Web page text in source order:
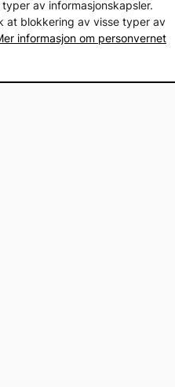
av informasjonskapsler.
at blokkering av visse typer av
informasjon om personvernet